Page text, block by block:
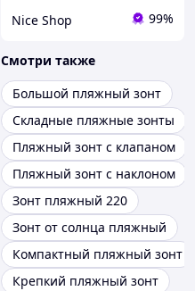
Nice Shop 99%
Смотри также
Большой пляжный зонт
Складные пляжные зонты
Пляжный зонт с клапаном
Пляжный зонт с наклоном
Зонт пляжный 220
Зонт от солнца пляжный
Компактный пляжный зонт
Крепкий пляжный зонт